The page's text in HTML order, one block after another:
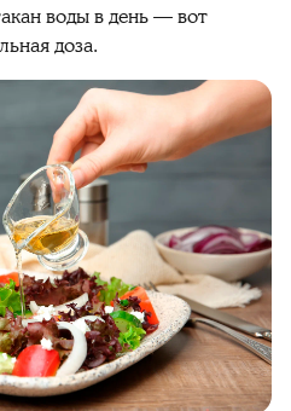
воды в день — вот
доза.